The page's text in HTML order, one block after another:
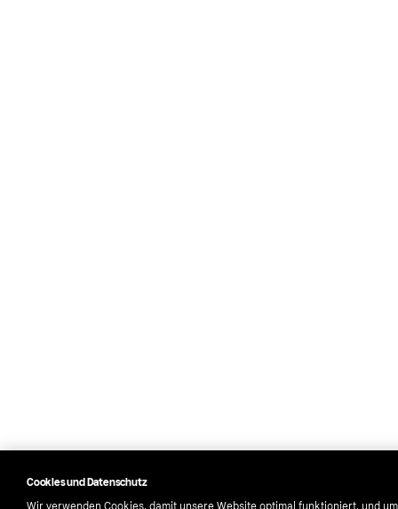
Cookies und Datenschutz
Wir verwenden Cookies, damit unsere Website optimal funktioniert, und